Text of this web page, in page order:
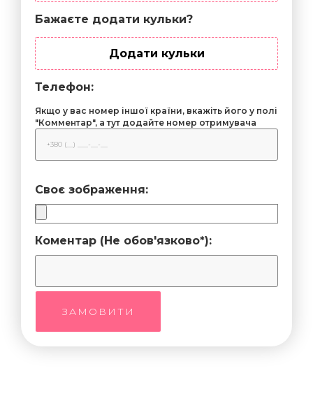
Бажаєте додати кульки?
Додати кульки
Телефон:
Якщо у вас номер іншої країни, вкажіть його у полі
"Комментар", а тут додайте номер отримувача
Своє зображення:
Коментар (Не обов'язково*):